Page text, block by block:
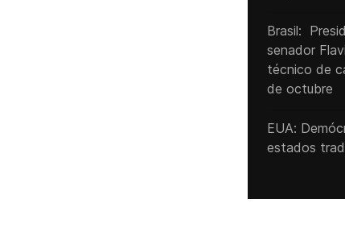
Brasil:
senador
técnico de
de octubre
EUA:
estados